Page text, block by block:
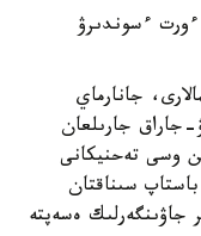
ءورت ءسوندىرۋ
جانارماي
جاراق جارىلعان
وسى تەحنيكانى
سىناقتان
جاۋىنگەرلىك ەسەپتە